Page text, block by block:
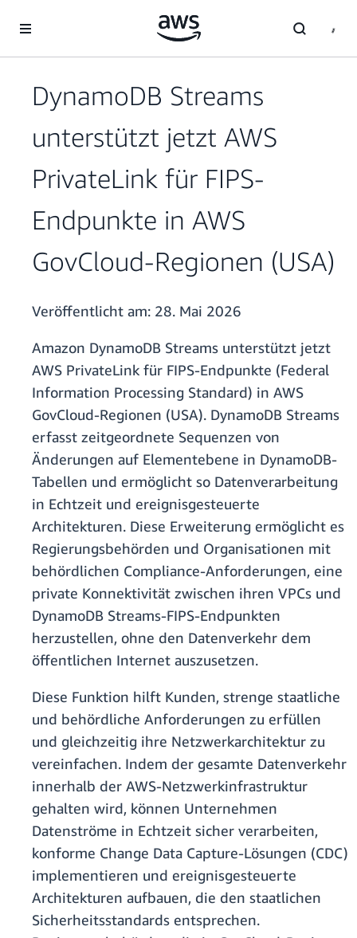
Überspringen zum Hauptinhalt
DynamoDB Streams
unterstützt jetzt AWS
PrivateLink für FIPS-
Endpunkte in AWS
GovCloud-Regionen (USA)
Veröffentlicht am: 28. Mai 2026
Amazon DynamoDB Streams unterstützt jetzt
AWS PrivateLink für FIPS-Endpunkte (Federal
Information Processing Standard) in AWS
GovCloud-Regionen (USA). DynamoDB Streams
erfasst zeitgeordnete Sequenzen von
Änderungen auf Elementebene in DynamoDB-
Tabellen und ermöglicht so Datenverarbeitung
in Echtzeit und ereignisgesteuerte
Architekturen. Diese Erweiterung ermöglicht es
Regierungsbehörden und Organisationen mit
behördlichen Compliance-Anforderungen, eine
private Konnektivität zwischen ihren VPCs und
DynamoDB Streams-FIPS-Endpunkten
herzustellen, ohne den Datenverkehr dem
öffentlichen Internet auszusetzen.
Diese Funktion hilft Kunden, strenge staatliche
und behördliche Anforderungen zu erfüllen
und gleichzeitig ihre Netzwerkarchitektur zu
vereinfachen. Indem der gesamte Datenverkehr
innerhalb der AWS-Netzwerkinfrastruktur
gehalten wird, können Unternehmen
Datenströme in Echtzeit sicher verarbeiten,
konforme Change Data Capture-Lösungen (CDC)
implementieren und ereignisgesteuerte
Architekturen aufbauen, die den staatlichen
Sicherheitsstandards entsprechen.